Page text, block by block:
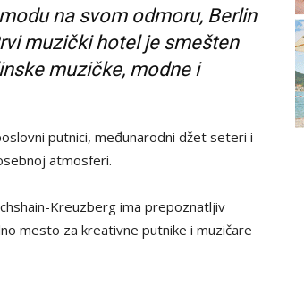
na svom odmoru, Berlin
muzički hotel je smešten
muzičke, modne i
putnici, međunarodni džet seteri i
atmosferi.
Kreuzberg ima prepoznatljiv
mesto za kreativne putnike i muzičare